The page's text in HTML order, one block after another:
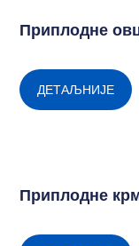
Приплодне
ДЕТАЉНИЈЕ
Приплодне